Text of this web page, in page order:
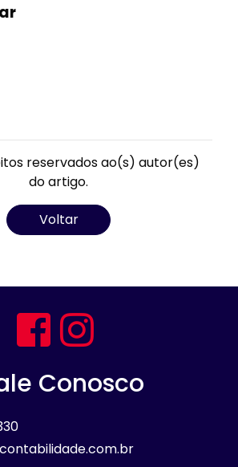
reservados ao(s) autor(es)
do artigo.
Voltar
Conosco